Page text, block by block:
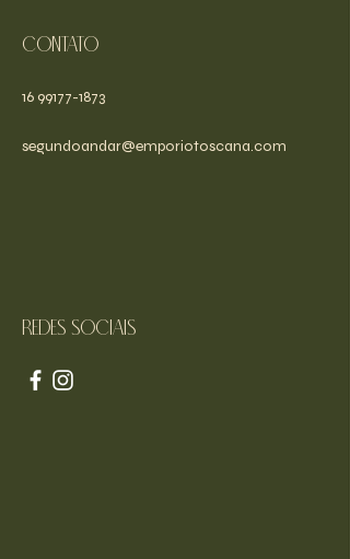
Contato
16 99177-1873
segundoandar@emporiotoscana.com
Redes sociais